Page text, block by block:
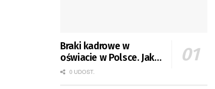
Braki kadrowe w
oświacie w Polsce. Jak
jest w Gorzowie?
0 UDOST.